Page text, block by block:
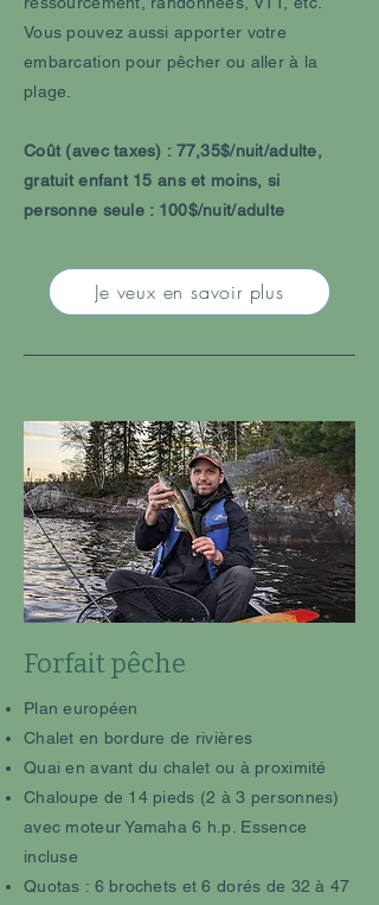
Vous pouvez aussi apporter votre
embarcation pour pêcher ou aller à la
plage.
Coût (avec taxes) : 77,35$/nuit/adulte,
gratuit enfant 15 ans et moins, si
personne seule : 100$/nuit/adulte
Je veux en savoir plus
Forfait pêche
Plan européen
Chalet en bordure de rivières
Quai en avant du chalet ou à proximité
Chaloupe de 14 pieds (2 à 3 personnes)
avec moteur Yamaha 6 h.p. Essence
incluse
Quotas : 6 brochets et 6 dorés de 32 à 47